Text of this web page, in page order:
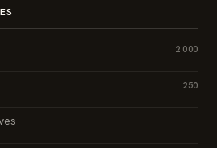
2 000
250